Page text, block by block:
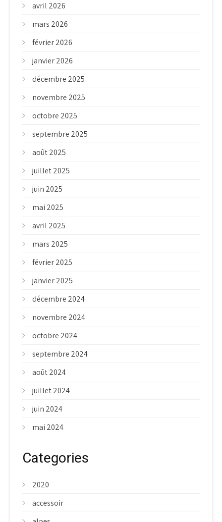
avril 2026
mars 2026
février 2026
janvier 2026
décembre 2025
novembre 2025
octobre 2025
septembre 2025
août 2025
juillet 2025
juin 2025
mai 2025
avril 2025
mars 2025
février 2025
janvier 2025
décembre 2024
novembre 2024
octobre 2024
septembre 2024
août 2024
juillet 2024
juin 2024
mai 2024
Categories
2020
accessoir